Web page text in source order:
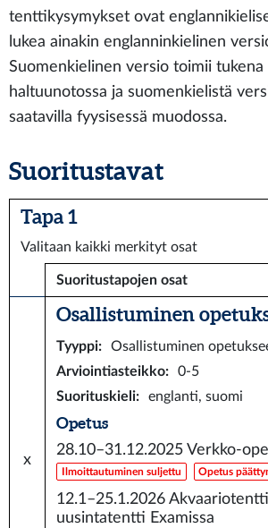
tenttikysymykset ovat
lukea ainakin englanninkielinen
Suomenkielinen versio toimii tukena
haltuunotossa ja suomenkielistä
saatavilla fyysisessä muodossa.
Suoritustavat
Tapa 1
Valitaan kaikki merkityt osat
Suoritustapojen osat
x
Osallistuminen
Tyyppi:
Osallistuminen
Arviointiasteikko:
0-5
Suorituskieli: englanti, suomi
Opetus
28.10–31.12.2025 Verkko-
Ilmoittautuminen suljettu Opetus
12.1–25.1.2026
uusintatentti Examissa